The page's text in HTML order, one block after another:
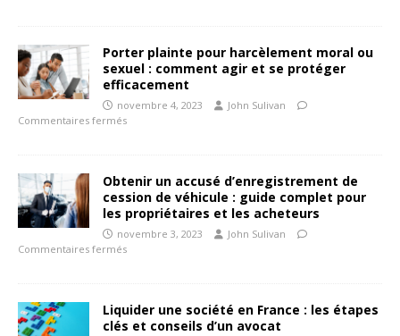
Porter plainte pour harcèlement moral ou
sexuel : comment agir et se protéger
efficacement
novembre 4, 2023
John Sulivan
Commentaires fermés
Obtenir un accusé d’enregistrement de
cession de véhicule : guide complet pour
les propriétaires et les acheteurs
novembre 3, 2023
John Sulivan
Commentaires fermés
Liquider une société en France : les étapes
clés et conseils d’un avocat